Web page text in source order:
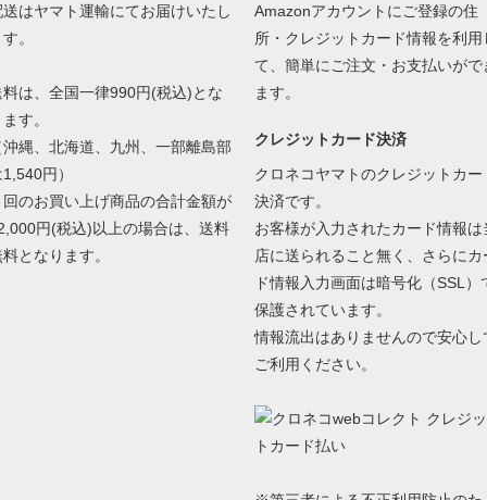
送はヤマト運輸にてお届けいたし
。
料は、全国一律990円(税込)とな
ます。
沖縄、北海道、九州、一部離島部
円）
回のお買い上げ商品の合計金額が
円(税込)以上の場合は、送料
となります。
Amazonアカウントにご登録の住
所・クレジットカード情報を利用
て、簡単にご注文・お支払いがで
ます。
クレジットカード決済
クロネコヤマトのクレジットカー
決済です。
お客様が入力されたカード情報は
店に送られること無く、さらにカ
ド情報入力画面は暗号化（SSL）
保護されています。
情報流出はありませんので安心し
ご利用ください。